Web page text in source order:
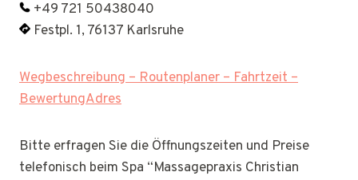
+49 721 50438040
Festpl. 1, 76137 Karlsruhe
Wegbeschreibung – Routenplaner – Fahrtzeit –
BewertungAdres
Bitte erfragen Sie die Öffnungszeiten und Preise
telefonisch beim Spa “Massagepraxis Christian